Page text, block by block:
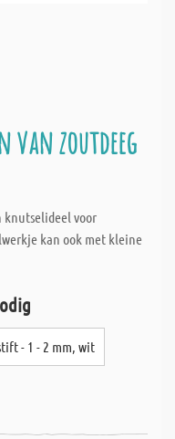
van zoutdeeg
knutselideel voor
kan ook met kleine
- 1 - 2 mm, wit